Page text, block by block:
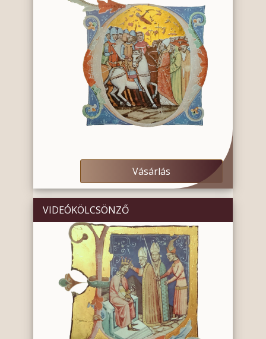
Vásárlás
VIDEÓKÖLCSÖNZŐ